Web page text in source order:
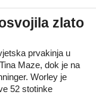
zlato
prvakinja u
Maze, dok je na
Worley je
52 stotinke